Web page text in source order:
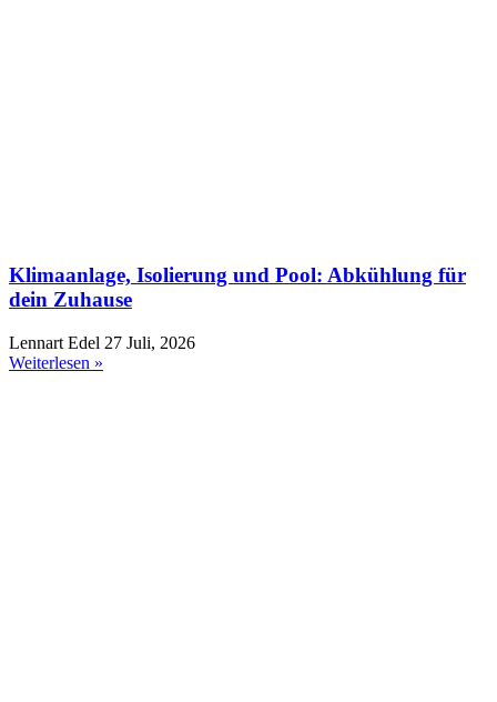
Klimaanlage, Isolierung und Pool: Abkühlung für
dein Zuhause
Lennart Edel 27 Juli, 2026
Weiterlesen »